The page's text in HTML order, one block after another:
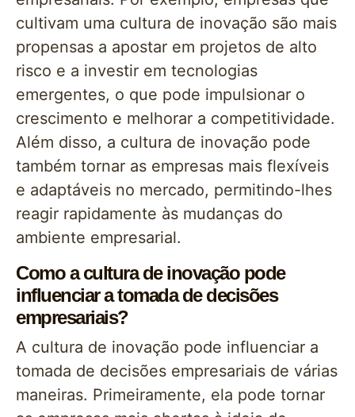
cultivam uma cultura de inovação são mais
propensas a apostar em projetos de alto
risco e a investir em tecnologias
emergentes, o que pode impulsionar o
crescimento e melhorar a competitividade.
Além disso, a cultura de inovação pode
também tornar as empresas mais flexíveis
e adaptáveis no mercado, permitindo-lhes
reagir rapidamente às mudanças do
ambiente empresarial.
Como a cultura de inovação pode
influenciar a tomada de decisões
empresariais?
A cultura de inovação pode influenciar a
tomada de decisões empresariais de várias
maneiras. Primeiramente, ela pode tornar